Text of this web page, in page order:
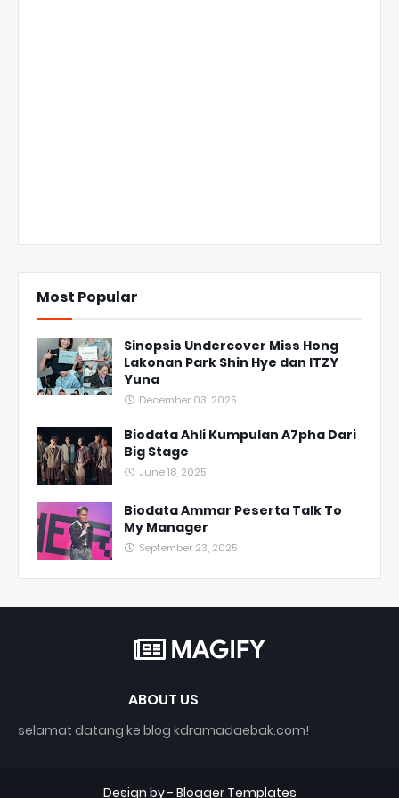
Most Popular
Sinopsis Undercover Miss Hong
Lakonan Park Shin Hye dan ITZY
Yuna
December 03, 2025
Biodata Ahli Kumpulan A7pha Dari
Big Stage
June 18, 2025
Biodata Ammar Peserta Talk To
My Manager
September 23, 2025
ABOUT US
selamat datang ke blog kdramadaebak.com!
Design by - Blogger Templates